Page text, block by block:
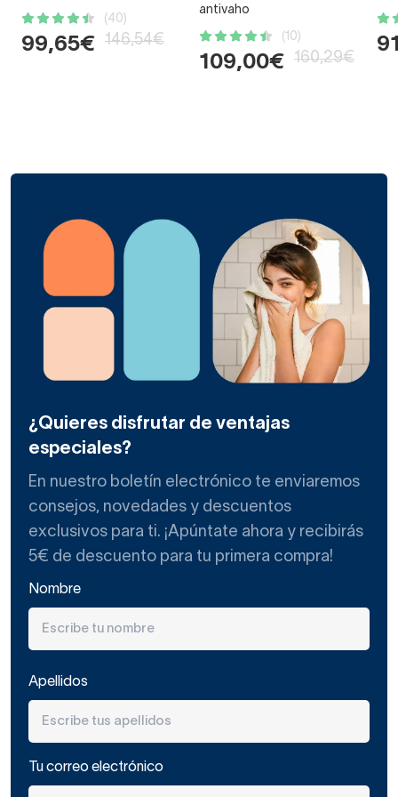
(40)
99,65€ 146,54€
antivaho
(10)
109,00€ 160,29€
¿Quieres disfrutar de ventajas
especiales?
En nuestro boletín electrónico te enviaremos
consejos, novedades y descuentos
exclusivos para ti. ¡Apúntate ahora y recibirás
5€ de descuento para tu primera compra!
Nombre
Apellidos
Tu correo electrónico